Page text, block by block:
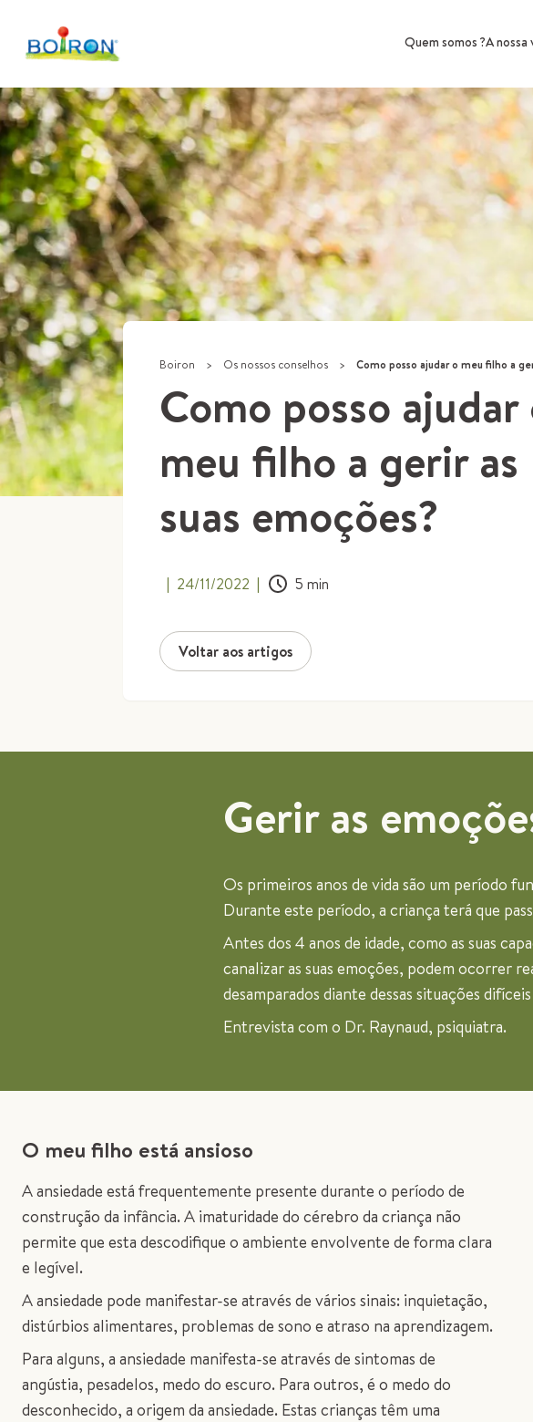
Quem somos ?A nossa
Boiron > Os nossos conselhos > Como posso ajudar o meu filho a gerir as suas
Como posso ajudar
meu filho a gerir as
suas emoções?
| 24/11/2022 | 5 min
Voltar aos artigos
Gerir as
Os primeiros anos de vida são um período
Durante este período, a criança terá que
Antes dos 4 anos de idade, como as suas
canalizar as suas emoções, podem ocorrer
desamparados diante dessas situações
Entrevista com o Dr. Raynaud, psiquiatra.
O meu filho está ansioso
A ansiedade está frequentemente presente durante o período de
construção da infância. A imaturidade do cérebro da criança não
permite que esta descodifique o ambiente envolvente de forma clara
e legível.
A ansiedade pode manifestar-se através de vários sinais: inquietação,
distúrbios alimentares, problemas de sono e atraso na aprendizagem.
Para alguns, a ansiedade manifesta-se através de sintomas de
angústia, pesadelos, medo do escuro. Para outros, é o medo do
desconhecido, a origem da ansiedade. Estas crianças têm uma